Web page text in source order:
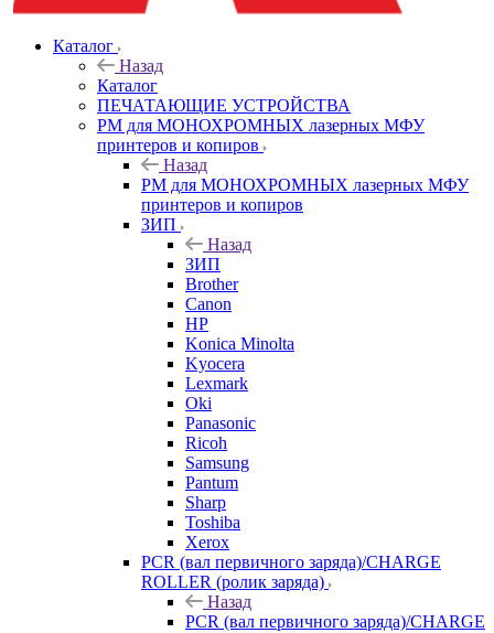
Каталог
Назад
Каталог
ПЕЧАТАЮЩИЕ УСТРОЙСТВА
РМ для МОНОХРОМНЫХ лазерных МФУ
принтеров и копиров
Назад
РМ для МОНОХРОМНЫХ лазерных МФУ
принтеров и копиров
ЗИП
Назад
ЗИП
Brother
Canon
HP
Konica Minolta
Kyocera
Lexmark
Oki
Panasonic
Ricoh
Samsung
Pantum
Sharp
Toshiba
Xerox
PCR (вал первичного заряда)/CHARGE
ROLLER (ролик заряда)
Назад
PCR (вал первичного заряда)/CHARGE